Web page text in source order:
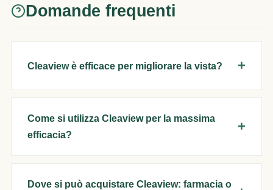
Domande frequenti
Cleaview è efficace per migliorare la vista?
Come si utilizza Cleaview per la massima
efficacia?
Dove si può acquistare Cleaview: farmacia o